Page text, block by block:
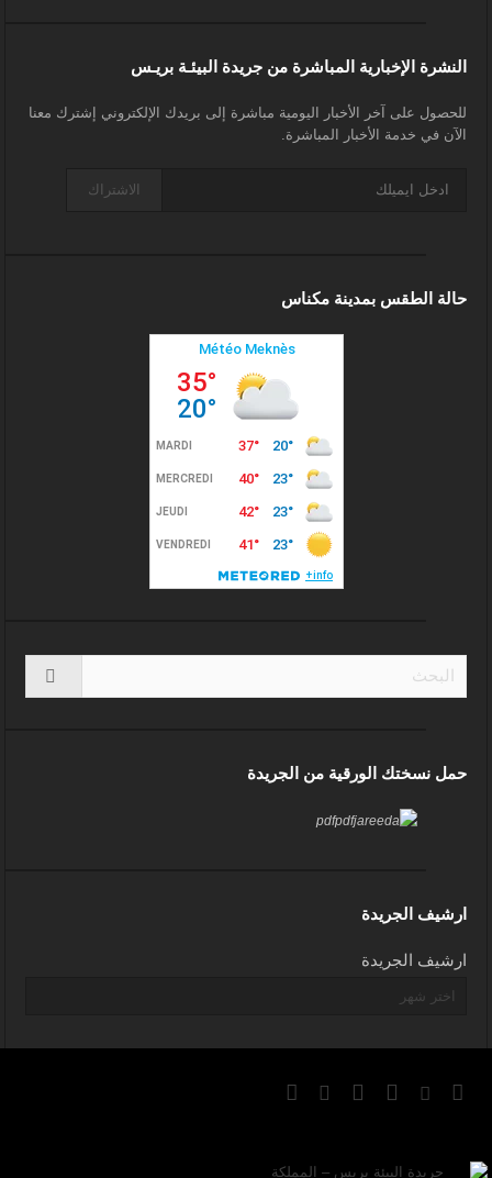
النشرة الإخبارية المباشرة من جريدة البيئـة بريـس
للحصول على آخر الأخبار اليومية مباشرة إلى بريدك الإلكتروني إشترك معنا
الآن في خدمة الأخبار المباشرة.
الاشتراك
حالة الطقس بمدينة مكناس
حمل نسختك الورقية من الجريدة
ارشيف الجريدة
ارشيف الجريدة